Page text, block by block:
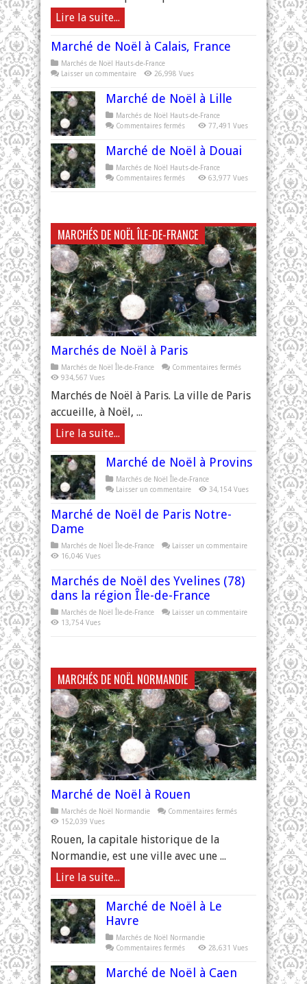
Lire la suite...
Marché de Noël à Calais, France
Marchés de Noël Hauts-de-France
Laisser un commentaire
26,998 Vues
Marché de Noël à Lille
Marchés de Noël Hauts-de-France
Commentaires fermés
Noël
à
77,491 Vues
Marché de Noël à Douai
Marchés de Noël Hauts-de-France
Commentaires fermés
63,977 Vues
MARCHÉS DE NOËL ÎLE-DE-FRANCE
Marchés de Noël à Paris
Marchés de Noël Île-de-France Commentaires fermés
à
934,567 Vues
Marchés de Noël à Paris. La ville de Paris
accueille, à Noël, ...
Lire la suite...
Marché de Noël à Provins
Marchés de Noël Île-de-France
Laisser un commentaire
34,154 Vues
Marché de Noël de Paris Notre-
Dame
Marchés de Noël Île-de-France
Laisser un commentaire
16,046 Vues
Marchés de Noël des Yvelines (78)
dans la région Île-de-France
Marchés de Noël Île-de-France
Laisser un commentaire
13,754 Vues
MARCHÉS DE NOËL NORMANDIE
Marché de Noël à Rouen
Marchés de Noël Normandie Commentaires ferméssur
152,039 Vues
Rouen, la capitale historique de la
Normandie, est une ville avec une ...
Lire la suite...
Marché de Noël à Le
Havre
Marchés de Noël Normandie
Commentaires ferméssur
Noël
à
28,631 Vues
Marché de Noël à Caen